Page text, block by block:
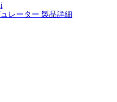
i
レーター 製品詳細